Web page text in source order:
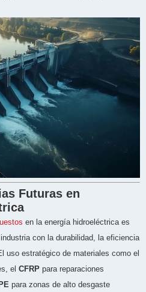
Futuras en
en la energía hidroeléctrica es
con la durabilidad, la eficiencia
uso estratégico de materiales como el
el CFRP para reparaciones
para zonas de alto desgaste